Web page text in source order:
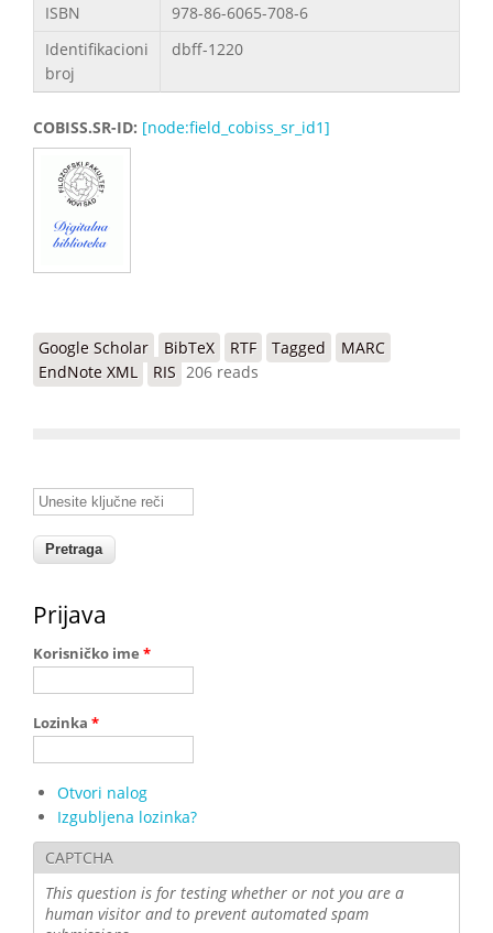
ISBN
978-86-6065-708-6
Identifikacioni
broj
dbff-1220
COBISS.SR-ID: [node:field_cobiss_sr_id1]
Google Scholar BibTeX RTF Tagged
MARC
EndNote XML
RIS 206 reads
Unesite ključne reči
Prijava
Korisničko ime *
Lozinka *
Otvori nalog
Izgubljena lozinka?
CAPTCHA
This question is for testing whether or not you are a
human visitor and to prevent automated spam